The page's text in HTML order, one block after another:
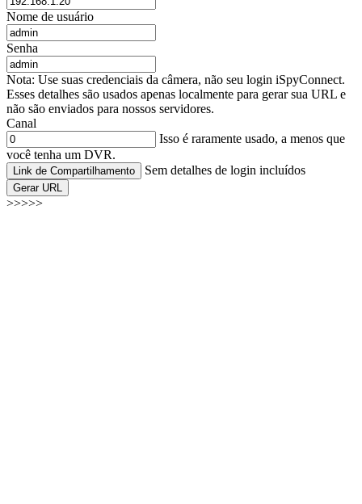
Nome de usuário
Senha
Nota: Use suas credenciais da câmera, não seu login iSpyConnect.
Esses detalhes são usados apenas localmente para gerar sua URL e
não são enviados para nossos servidores.
Canal
Isso é raramente usado, a menos que
você tenha um DVR.
Link de Compartilhamento Sem detalhes de login incluídos
Gerar URL
>>>>>